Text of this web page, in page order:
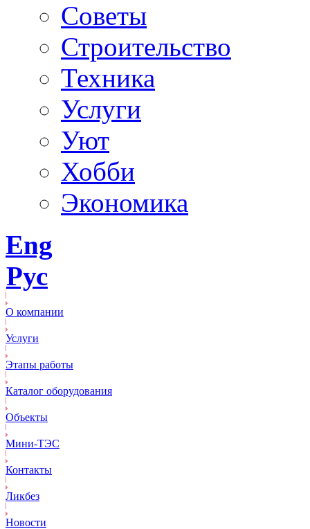
Советы
Строительство
Техника
Услуги
Уют
Хобби
Экономика
Eng
Рус
О компании
Услуги
Этапы работы
Каталог оборудования
Объекты
Mини-ТЭС
Контакты
Ликбез
Новости